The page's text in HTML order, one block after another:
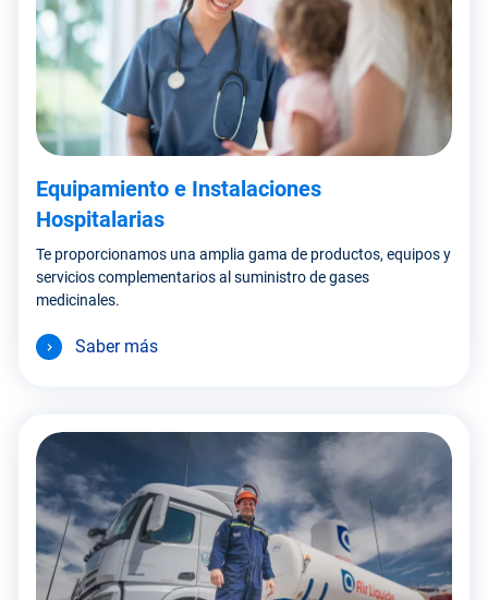
Equipamiento e Instalaciones
Hospitalarias
Te proporcionamos una amplia gama de productos, equipos y
servicios complementarios al suministro de gases
medicinales.
Saber más